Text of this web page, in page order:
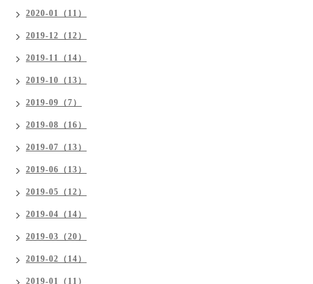
2020-01（11）
2019-12（12）
2019-11（14）
2019-10（13）
2019-09（7）
2019-08（16）
2019-07（13）
2019-06（13）
2019-05（12）
2019-04（14）
2019-03（20）
2019-02（14）
2019-01（11）